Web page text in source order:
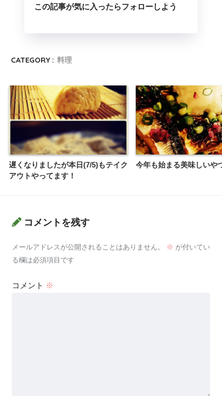
この記事が気に入ったらフォローしよう
CATEGORY : 料理
遅くなりましたが本日(7/5)もテイク
アウトやってます！
今年も始まる美味しいや
コメントを残す
メールアドレスが公開されることはありません。 ※ が付いてい
る欄は必須項目です
コメント ※